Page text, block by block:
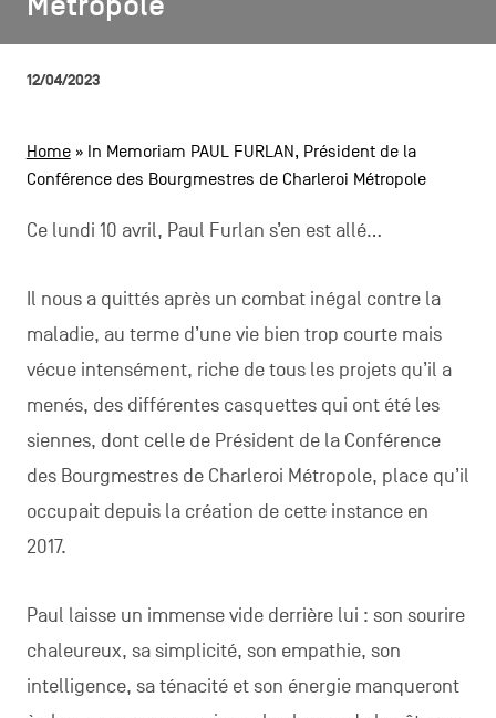
secondaire
POLITIQUE VIE PRIVÉE
FacebookInstagramYoutubeLinkedIn
FR NL EN
12/04/2023
Home» In Memoriam PAUL FURLAN, Président de la
Conférence des Bourgmestres de Charleroi Métropole
Ce lundi 10 avril, Paul Furlan s’en est allé…
Il nous a quittés après un combat inégal contre la
maladie, au terme d’une vie bien trop courte mais
vécue intensément, riche de tous les projets qu’il a
menés, des différentes casquettes qui ont été les
siennes, dont celle de Président de la Conférence
des Bourgmestres de Charleroi Métropole, place qu’il
occupait depuis la création de cette instance en
2017.
Paul laisse un immense vide derrière lui : son sourire
chaleureux, sa simplicité, son empathie, son
intelligence, sa ténacité et son énergie manqueront